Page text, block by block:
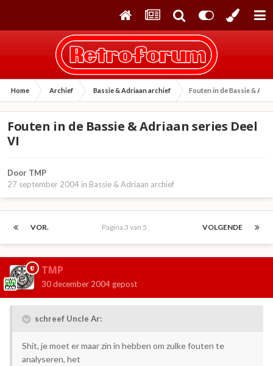
Home Archief Bassie & Adriaan archief Fouten in de Bassie &
Fouten in de Bassie & Adriaan series Deel
VI
Door TMP
27 september 2004 in Bassie & Adriaan archief
VOR. VOLGENDE
Pagina 3 van 5
TMP
30 december 2004 gepost
schreef Uncle Ar:
Shit, je moet er maar zin in hebben om zulke fouten te
analyseren, het